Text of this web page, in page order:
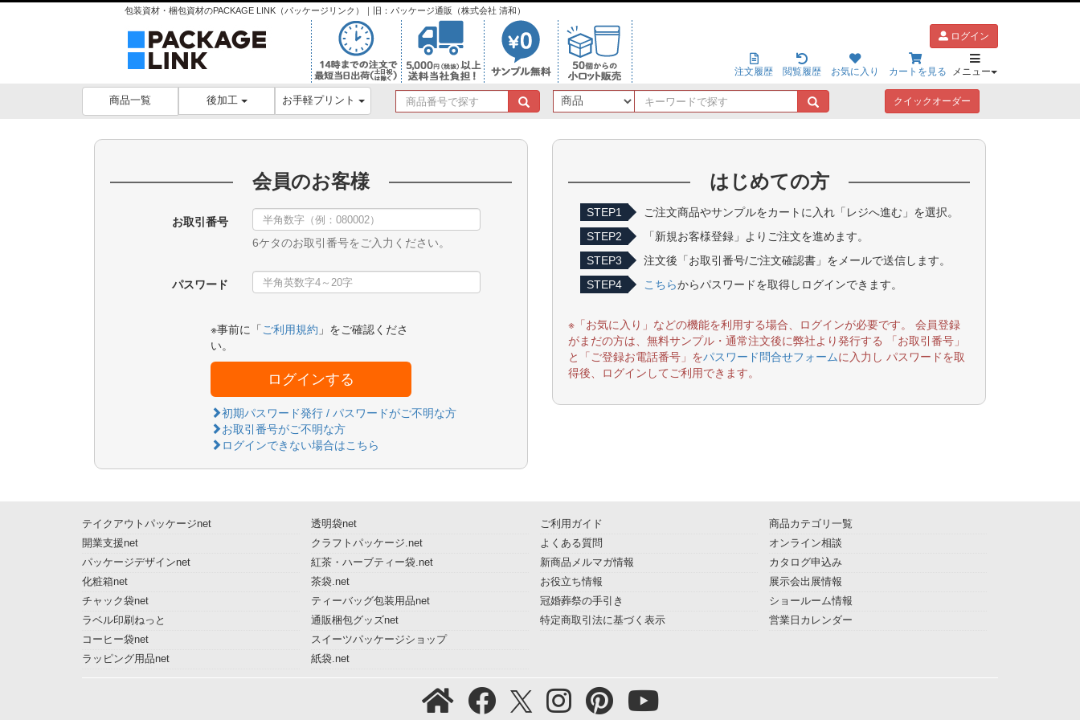
包装資材・梱包資材のPACKAGE LINK（パッケージリンク）｜旧：パッケージ通販（株式会社 清和）
ログイン
注文履歴 閲覧履歴 お気に入り カートを見る メニュー
商品一覧 後加工 お手軽プリント
商
品
キ
ー
で
探
す
クイックオーダー
会員のお客様
お取引番号
6ケタのお取引番号をご入力ください。
パスワード
※事前に「 ご利用規約 」をご確認くださ
い。
ログインする
初期パスワード発行 / パスワードがご不明な方
お取引番号がご不明な方
ログインできない場合はこちら
はじめての方
STEP1
ご注文商品やサンプルをカートに入れ「レジへ進む」を選択。
STEP2
「新規お客様登録」よりご注文を進めます。
STEP3
注文後「お取引番号/ご注文確認書」をメールで送信します。
STEP4
こちらからパスワードを取得しログインできます。
※「お気に入り」などの機能を利用する場合、ログインが必要です。 会員登録
がまだの方は、無料サンプル・通常注文後に弊社より発行する 「お取引番号」
と「ご登録お電話番号」をパスワード問合せフォームに入力し パスワードを取
得後、ログインしてご利用できます。
テイクアウトパッケージnet
開業支援net
パッケージデザインnet
化粧箱net
チャック袋net
ラベル印刷ねっと
コーヒー袋net
ラッピング用品net
透明袋net
クラフトパッケージ.net
紅茶・ハーブティー袋.net
茶袋.net
ティーバッグ包装用品net
通販梱包グッズnet
スイーツパッケージショップ
紙袋.net
ご利用ガイド
よくある質問
新商品メルマガ情報
お役立ち情報
冠婚葬祭の手引き
特定商取引法に基づく表示
商品カテゴリ一覧
オンライン相談
カタログ申込み
展示会出展情報
ショールーム情報
営業日カレンダー